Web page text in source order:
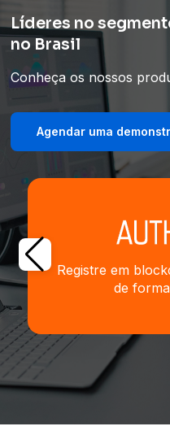
Líderes no
no Brasil
Conheça os nossos
Agendar uma
Registre em
de